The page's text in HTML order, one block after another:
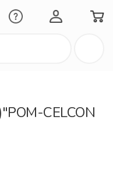
Minha Conta
CELCON